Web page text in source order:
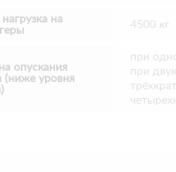
на
4500 кг
опускания
(ниже уровня
при
при